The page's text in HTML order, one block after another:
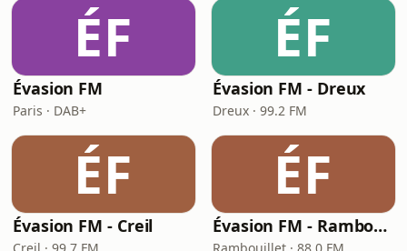
ÉF
Évasion FM
Paris · DAB+
ÉF
Évasion FM - Dreux
Dreux · 99.2 FM
ÉF
Évasion FM - Creil
ÉF
Évasion FM - Rambouillet